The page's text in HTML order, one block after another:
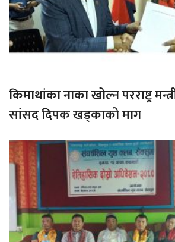
किमाथांका नाका खोल्न परराष्ट्र
सांसद दिपक खड्काको माग